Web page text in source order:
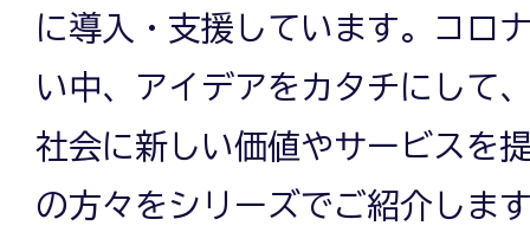
に導入・支援しています。コロ
い中、アイデアをカタチにして
社会に新しい価値やサービスを
の方々をシリーズでご紹介しま